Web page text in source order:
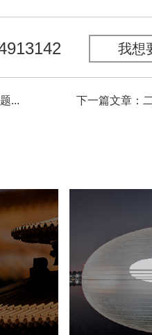
我想
... 下一篇文章：
商城
文化艺术